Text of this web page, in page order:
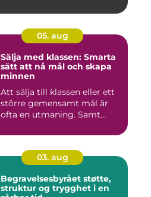
05. aug
Sälja med klassen: Smarta
sätt att nå mål och skapa
minnen
Att sälja till klassen eller ett
större gemensamt mål är
ofta en utmaning. Samt...
03. aug
Begravelsesbyrået støtte,
struktur og trygghet i en